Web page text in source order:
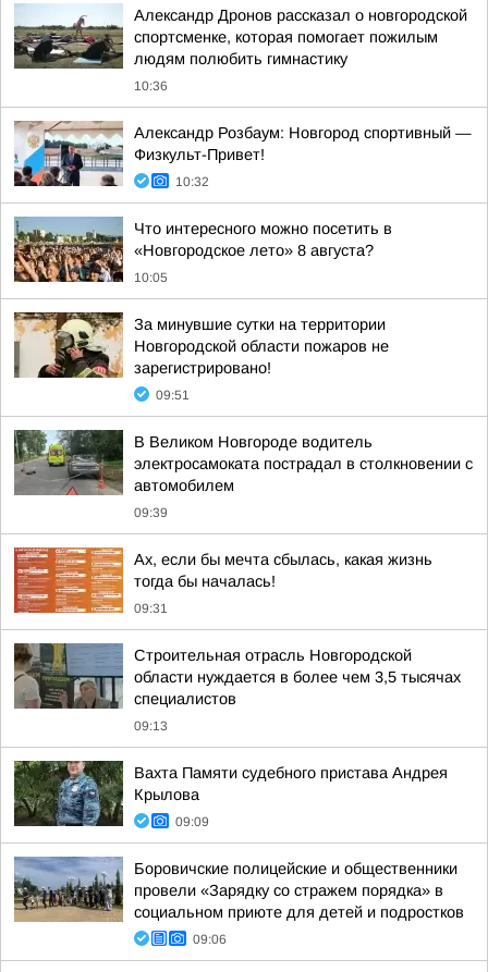
Александр Дронов рассказал о новгородской
спортсменке, которая помогает пожилым
людям полюбить гимнастику
10:36
Александр Розбаум: Новгород спортивный —
Физкульт-Привет!
10:32
Что интересного можно посетить в
«Новгородское лето» 8 августа?
10:05
За минувшие сутки на территории
Новгородской области пожаров не
зарегистрировано!
09:51
В Великом Новгороде водитель
электросамоката пострадал в столкновении с
автомобилем
09:39
Ах, если бы мечта сбылась, какая жизнь
тогда бы началась!
09:31
Строительная отрасль Новгородской
области нуждается в более чем 3,5 тысячах
специалистов
09:13
Вахта Памяти судебного пристава Андрея
Крылова
09:09
Боровичские полицейские и общественники
провели «Зарядку со стражем порядка» в
социальном приюте для детей и подростков
09:06